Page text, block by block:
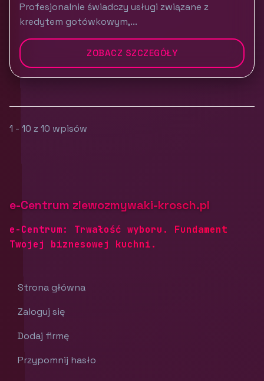
Profesjonalnie świadczy usługi związane z
kredytem gotówkowym,...
ZOBACZ SZCZEGÓŁY
1 - 10 z 10 wpisów
e-Centrum zlewozmywaki-krosch.pl
e-Centrum: Trwałość wyboru. Fundament
Twojej biznesowej kuchni.
Strona główna
Zaloguj się
Dodaj firmę
Przypomnij hasło